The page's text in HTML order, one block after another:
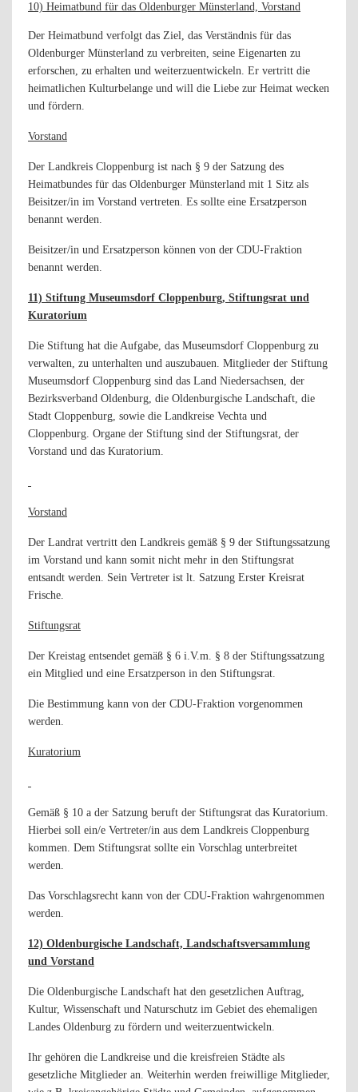
10) Heimatbund für das Oldenburger Münsterland, Vorstand
Der Heimatbund verfolgt das Ziel, das Verständnis für das
Oldenburger Münsterland zu verbreiten, seine Eigenarten zu
erforschen, zu erhalten und weiterzuentwickeln. Er vertritt die
heimatlichen Kulturbelange und will die Liebe zur Heimat wecken
und fördern.
Vorstand
Der Landkreis Cloppenburg ist nach § 9 der Satzung des
Heimatbundes für das Oldenburger Münsterland mit 1 Sitz als
Beisitzer/in im Vorstand vertreten. Es sollte eine Ersatzperson
benannt werden.
Beisitzer/in und Ersatzperson können von der CDU-Fraktion
benannt werden.
11) Stiftung Museumsdorf Cloppenburg, Stiftungsrat und
Kuratorium
Die Stiftung hat die Aufgabe, das Museumsdorf Cloppenburg zu
verwalten, zu unterhalten und auszubauen. Mitglieder der Stiftung
Museumsdorf Cloppenburg sind das Land Niedersachsen, der
Bezirksverband Oldenburg, die Oldenburgische Landschaft, die
Stadt Cloppenburg, sowie die Landkreise Vechta und
Cloppenburg. Organe der Stiftung sind der Stiftungsrat, der
Vorstand und das Kuratorium.
Vorstand
Der Landrat vertritt den Landkreis gemäß § 9 der Stiftungssatzung
im Vorstand und kann somit nicht mehr in den Stiftungsrat
entsandt werden. Sein Vertreter ist lt. Satzung Erster Kreisrat
Frische.
Stiftungsrat
Der Kreistag entsendet gemäß § 6 i.V.m. § 8 der Stiftungssatzung
ein Mitglied und eine Ersatzperson in den Stiftungsrat.
Die Bestimmung kann von der CDU-Fraktion vorgenommen
werden.
Kuratorium
Gemäß § 10 a der Satzung beruft der Stiftungsrat das Kuratorium.
Hierbei soll ein/e Vertreter/in aus dem Landkreis Cloppenburg
kommen. Dem Stiftungsrat sollte ein Vorschlag unterbreitet
werden.
Das Vorschlagsrecht kann von der CDU-Fraktion wahrgenommen
werden.
12) Oldenburgische Landschaft, Landschaftsversammlung
und Vorstand
Die Oldenburgische Landschaft hat den gesetzlichen Auftrag,
Kultur, Wissenschaft und Naturschutz im Gebiet des ehemaligen
Landes Oldenburg zu fördern und weiterzuentwickeln.
Ihr gehören die Landkreise und die kreisfreien Städte als
gesetzliche Mitglieder an. Weiterhin werden freiwillige Mitglieder,